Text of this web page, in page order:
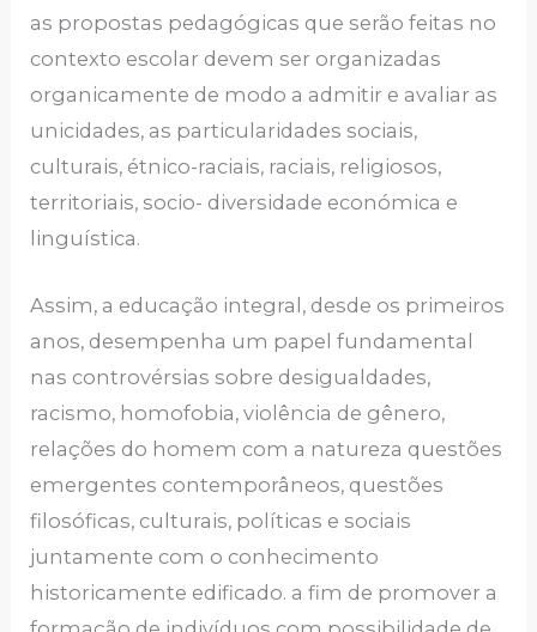
as propostas pedagógicas que serão feitas no
contexto escolar devem ser organizadas
organicamente de modo a admitir e avaliar as
unicidades, as particularidades sociais,
culturais, étnico-raciais, raciais, religiosos,
territoriais, socio- diversidade económica e
linguística.
Assim, a educação integral, desde os primeiros
anos, desempenha um papel fundamental
nas controvérsias sobre desigualdades,
racismo, homofobia, violência de gênero,
relações do homem com a natureza questões
emergentes contemporâneos, questões
filosóficas, culturais, políticas e sociais
juntamente com o conhecimento
historicamente edificado. a fim de promover a